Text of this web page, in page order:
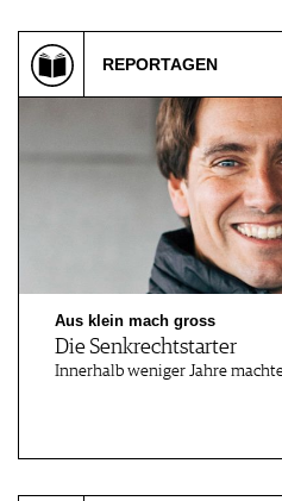
BÜCHER
WEINSZENE
PORTRAITS
VINOPHILES
TRINKREIFETABELLE
NEWSLETTER
WINE TRADE CLUB
REDAKTION
REPORTAGEN
Aus klein mach gross
Die Senkrechtstarter
Innerhalb weniger Jahre